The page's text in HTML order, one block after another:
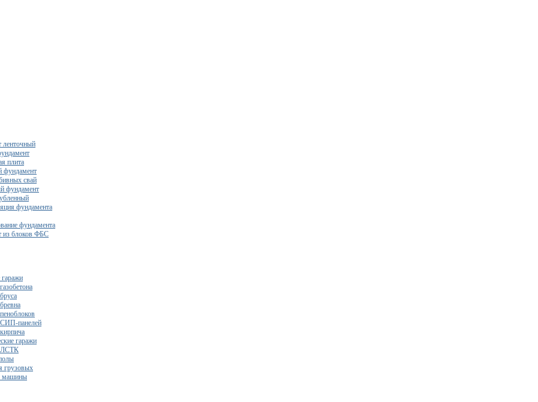
ленточный
плита
фундамент
свай
фундамент
фундамента
фундамента
из блоков ФБС
панелей
гаражи
ЛСТК
грузовых
машины